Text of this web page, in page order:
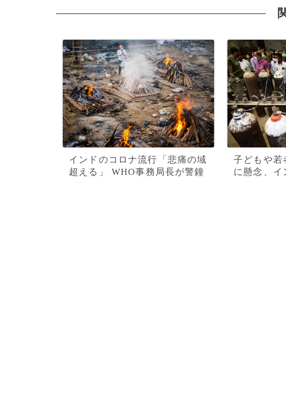
インドのコロナ流行「悲痛の域
超える」 WHO事務局長が警鐘
子どもや若
に懸念、イ